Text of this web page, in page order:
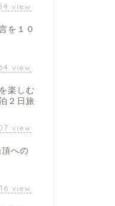
view
を１０
view
楽しむ
２日旅
view
への
view